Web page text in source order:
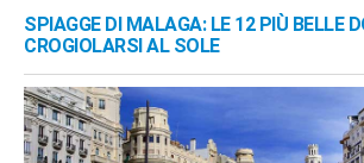
SPIAGGE DI MALAGA: LE 12 PIÙ BELLE
CROGIOLARSI AL SOLE